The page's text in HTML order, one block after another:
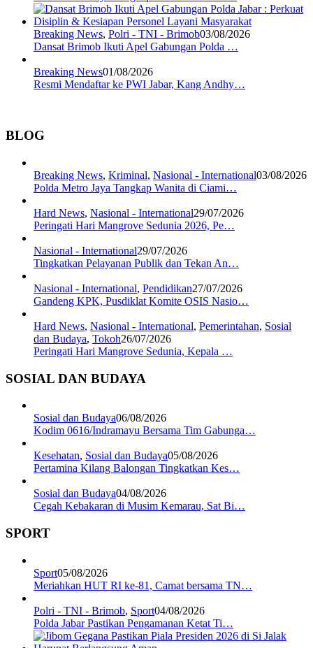
Breaking News, Polri - TNI - Brimob03/08/2026
Dansat Brimob Ikuti Apel Gabungan Polda …
Breaking News01/08/2026
Resmi Mendaftar ke PWI Jabar, Kang Andhy…
BLOG
Breaking News, Kriminal, Nasional - International03/08/2026
Polda Metro Jaya Tangkap Wanita di Ciami…
Hard News, Nasional - International29/07/2026
Peringati Hari Mangrove Sedunia 2026, Pe…
Nasional - International29/07/2026
Tingkatkan Pelayanan Publik dan Tekan An…
Nasional - International, Pendidikan27/07/2026
Gandeng KPK, Pusdiklat Komite OSIS Nasio…
Hard News, Nasional - International, Pemerintahan, Sosial
dan Budaya, Tokoh26/07/2026
Peringati Hari Mangrove Sedunia, Kepala …
SOSIAL DAN BUDAYA
Sosial dan Budaya06/08/2026
Kodim 0616/Indramayu Bersama Tim Gabunga…
Kesehatan, Sosial dan Budaya05/08/2026
Pertamina Kilang Balongan Tingkatkan Kes…
Sosial dan Budaya04/08/2026
Cegah Kebakaran di Musim Kemarau, Sat Bi…
SPORT
Sport05/08/2026
Meriahkan HUT RI ke-81, Camat bersama TN…
Polri - TNI - Brimob, Sport04/08/2026
Polda Jabar Pastikan Pengamanan Ketat Ti…